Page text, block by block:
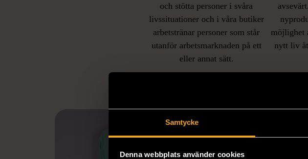
Samtycke
Denna webbplats använder cookies
och stötta personer i svåra
livssituationer och i våra butiker
arbetstränar personer som står
utanför arbetsmarknaden på ett
eller annat sätt.
möjlighet
nytt liv